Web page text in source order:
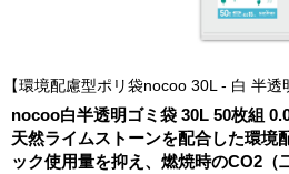
環境配慮型ポリ袋nocoo 30L - 白 半透
nocoo白半透明ゴミ袋 30L 50枚組
天然ライムストーンを配合した環境
ック使用量を抑え、燃焼時のCO2（